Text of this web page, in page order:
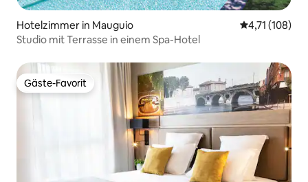
Hotelzimmer in Mauguio
4,71 (108)
Studio mit Terrasse in einem Spa-Hotel
Gäste-Favorit
Gäste-Favorit